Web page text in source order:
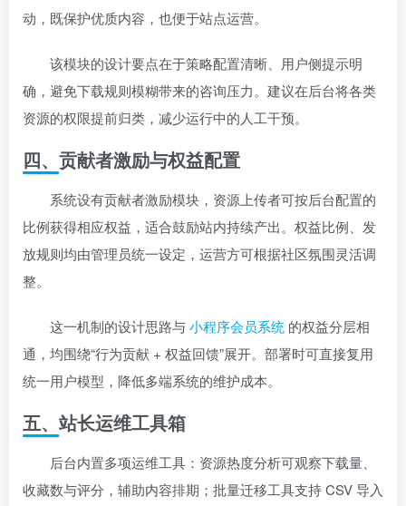
动，既保护优质内容，也便于站点运营。
该模块的设计要点在于策略配置清晰、用户侧提示明
确，避免下载规则模糊带来的咨询压力。建议在后台将各类
资源的权限提前归类，减少运行中的人工干预。
四、贡献者激励与权益配置
系统设有贡献者激励模块，资源上传者可按后台配置的
比例获得相应权益，适合鼓励站内持续产出。权益比例、发
放规则均由管理员统一设定，运营方可根据社区氛围灵活调
整。
这一机制的设计思路与小程序会员系统 的权益分层相
通，均围绕“行为贡献 + 权益回馈”展开。部署时可直接复用
统一用户模型，降低多端系统的维护成本。
五、站长运维工具箱
后台内置多项运维工具：资源热度分析可观察下载量、
收藏数与评分，辅助内容排期；批量迁移工具支持 CSV 导入